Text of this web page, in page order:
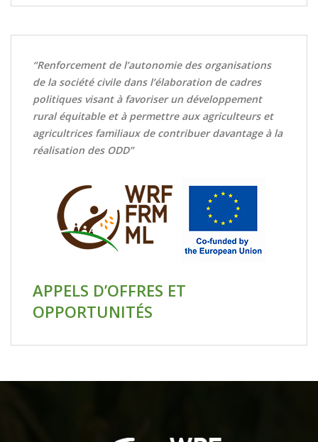
“Renforcement de l’autonomie des organisations
de la société civile dans l’élaboration de cadres
politiques visant à favoriser un développement
rural équitable et à permettre aux agriculteurs et
agricultrices familiaux de contribuer davantage à la
réalisation des ODD”
APPELS D’OFFRES ET
OPPORTUNITÉS